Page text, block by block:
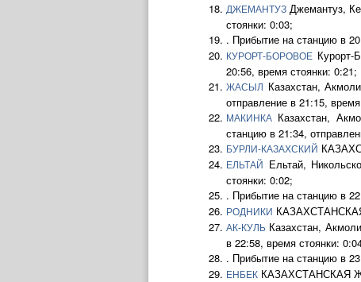
ДЖЕМАНТУЗ Джемантуз,
стоянки: 0:03;
. Прибытие на станцию в
КУРОРТ-БОРОВОЕ
20:56, время стоянки: 0:21;
ЖАСЫЛ
Казахстан,
отправление в 21:15,
МАКИНКА Казахстан,
станцию в 21:34,
БУРЛИ-КАЗАХСКИЙ
ЕЛЬТАЙ
Ельтай,
стоянки: 0:02;
. Прибытие на станцию в
РОДНИКИ КАЗАХСТАНСКАЯ
АК-КУЛЬ Казахстан,
в 22:58, время стоянки:
. Прибытие на станцию в
ЕНБЕК КАЗАХСТАНСКАЯ